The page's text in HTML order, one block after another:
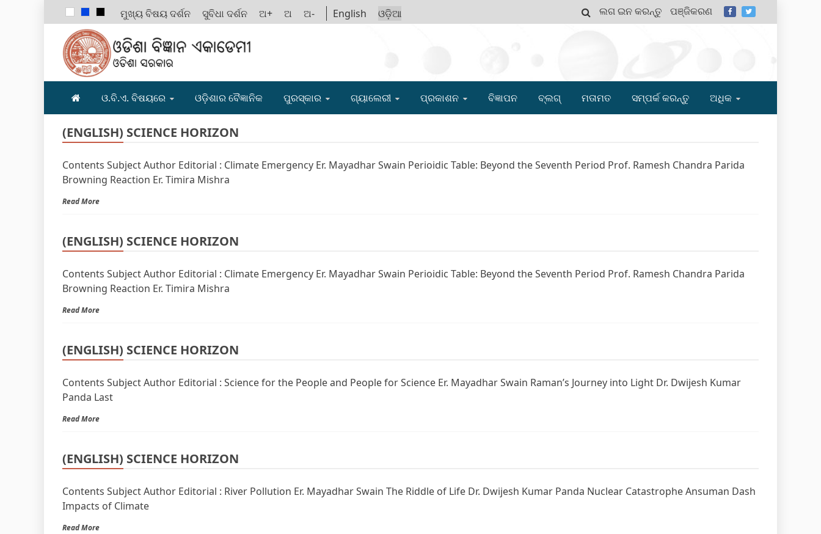
ମୁଖ୍ୟ ବିଷୟ ଦର୍ଶନ ସୁବିଧା ଦର୍ଶନ ଅ+ ଅ ଅ- English ଓଡ଼ିଆ ଲଗ ଇନ କରନ୍ତୁ ପଞ୍ଜିକରଣ
ODISHA BIGYAN ACADEMY
ଓ.ବି.ଏ. ବିଷୟରେ ଓଡ଼ିଶାର ବୈଜ୍ଞାନିକ ପୁରସ୍କାର ଗ୍ୟାଲେରୀ ପ୍ରକାଶନ ବିଜ୍ଞାପନ ବ୍ଲଗ୍ ମତାମତ ସମ୍ପର୍କ କରନ୍ତୁ ଅଧିକ
(ENGLISH) SCIENCE HORIZON
Contents Subject Author Editorial : Climate Emergency Er. Mayadhar Swain Perioidic Table: Beyond the Seventh Period Prof. Ramesh Chandra Parida
Browning Reaction Er. Timira Mishra
Read More
(ENGLISH) SCIENCE HORIZON
Contents Subject Author Editorial : Climate Emergency Er. Mayadhar Swain Perioidic Table: Beyond the Seventh Period Prof. Ramesh Chandra Parida
Browning Reaction Er. Timira Mishra
Read More
(ENGLISH) SCIENCE HORIZON
Contents Subject Author Editorial : Science for the People and People for Science Er. Mayadhar Swain Raman’s Journey into Light Dr. Dwijesh Kumar
Panda Last
Read More
(ENGLISH) SCIENCE HORIZON
Contents Subject Author Editorial : River Pollution Er. Mayadhar Swain The Riddle of Life Dr. Dwijesh Kumar Panda Nuclear Catastrophe Ansuman Dash
Impacts of Climate
Read More